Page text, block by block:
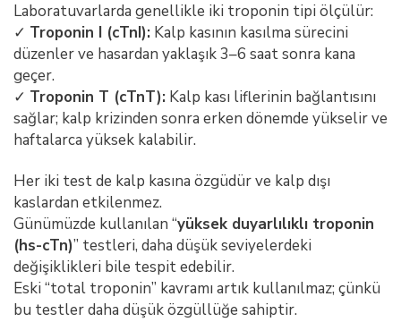
Laboratuvarlarda genellikle iki troponin tipi ölçülür:
✓ Troponin I (cTnI): Kalp kasının kasılma sürecini
düzenler ve hasardan yaklaşık 3–6 saat sonra kana
geçer.
✓ Troponin T (cTnT): Kalp kası liflerinin bağlantısını
sağlar; kalp krizinden sonra erken dönemde yükselir ve
haftalarca yüksek kalabilir.
Her iki test de kalp kasına özgüdür ve kalp dışı
kaslardan etkilenmez.
Günümüzde kullanılan “yüksek duyarlılıklı troponin
(hs-cTn)” testleri, daha düşük seviyelerdeki
değişiklikleri bile tespit edebilir.
Eski “total troponin” kavramı artık kullanılmaz; çünkü
bu testler daha düşük özgüllüğe sahiptir.